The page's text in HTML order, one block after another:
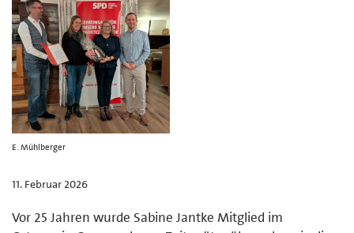
E. Mühlberger
11. Februar 2026
Vor 25 Jahren wurde Sabine Jantke Mitglied im